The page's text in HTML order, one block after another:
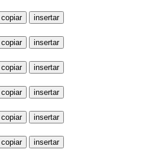
copiar insertar
copiar insertar
copiar insertar
copiar insertar
copiar insertar
copiar insertar